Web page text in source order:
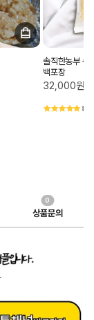
솔직한농부 순
백포장
32,000원
상품문의
0